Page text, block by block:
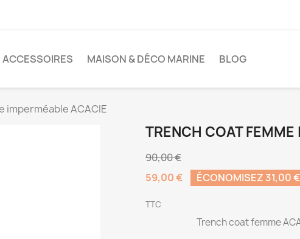
ACCESSOIRES MAISON & DÉCO MARINE BLOG
imperméable ACACIE
TRENCH COAT
90,00 €
59,00 €
ÉCONOMISEZ 31,00 €
TTC
Trench coat femme